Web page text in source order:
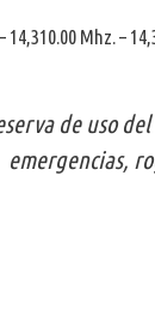
14,310.00 Mhz. –
de uso
emergencias,